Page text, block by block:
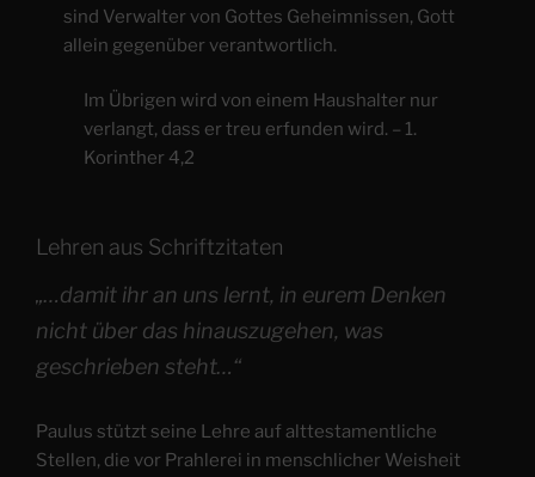
sind Verwalter von Gottes Geheimnissen, Gott
allein gegenüber verantwortlich.
Im Übrigen wird von einem Haushalter nur
verlangt, dass er treu erfunden wird. – 1.
Korinther 4,2
Lehren aus Schriftzitaten
„…damit ihr an uns lernt, in eurem Denken
nicht über das hinauszugehen, was
geschrieben steht…“
Paulus stützt seine Lehre auf alttestamentliche
Stellen, die vor Prahlerei in menschlicher Weisheit